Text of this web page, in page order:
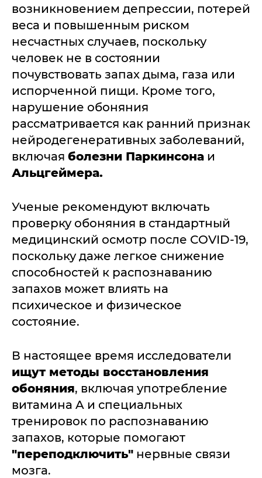
возникновением депрессии, потерей
веса и повышенным риском
несчастных случаев, поскольку
человек не в состоянии
почувствовать запах дыма, газа или
испорченной пищи. Кроме того,
нарушение обоняния
рассматривается как ранний признак
нейродегенеративных заболеваний,
включая болезни Паркинсона и
Альцгеймера.
Ученые рекомендуют включать
проверку обоняния в стандартный
медицинский осмотр после COVID-19,
поскольку даже легкое снижение
способностей к распознаванию
запахов может влиять на
психическое и физическое
состояние.
В настоящее время исследователи
ищут методы восстановления
обоняния, включая употребление
витамина A и специальных
тренировок по распознаванию
запахов, которые помогают
"переподключить" нервные связи
мозга.